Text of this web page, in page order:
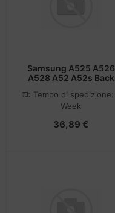
Samsung A525 A526
A528 A52 A52s Back
Tempo di spedizione:
Week
36,89 €